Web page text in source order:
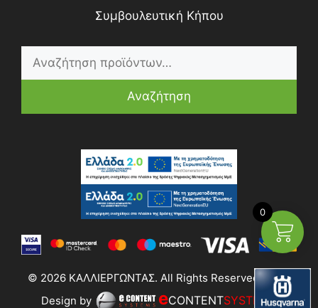
Συμβουλευτική Κήπου
Αναζήτηση
© 2026 ΚΑΛΛΙΕΡΓΩΝΤΑΣ. All Rights Reserved | Web
Design by
eCONTENTSYSTEMS
0